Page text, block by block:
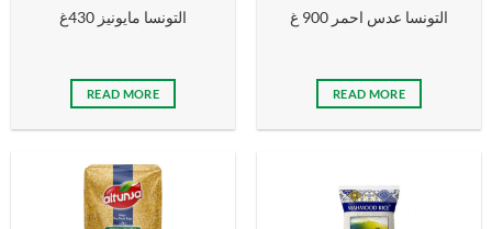
التونسا مايونيز 430غ
READ MORE
التونسا عدس احمر 900 غ
READ MORE